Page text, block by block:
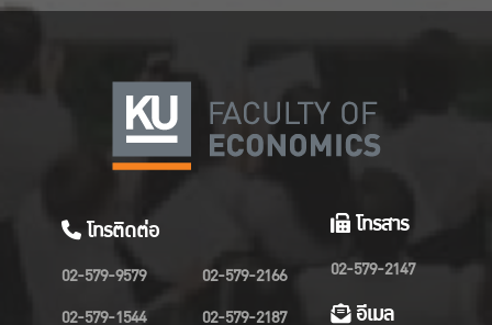
โทรติดต่อ
02-579-9579
02-579-1544
02-579-2166
02-579-2187
โทรสาร
02-579-2147
อีเมล